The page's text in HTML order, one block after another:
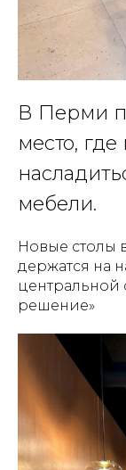
В Перми
место,
мебели.
Новые столы
держатся на
центральной
решение»